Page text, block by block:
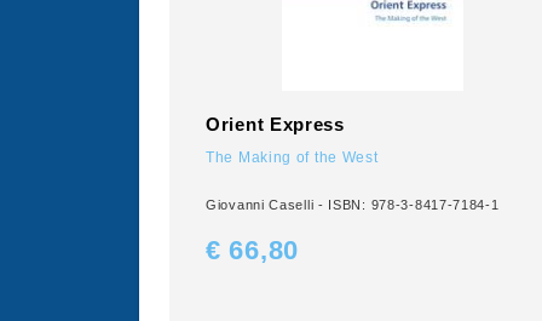
Orient Express
The Making of the West
Giovanni Caselli - ISBN: 978-3-8417-7184-1
€ 66,80